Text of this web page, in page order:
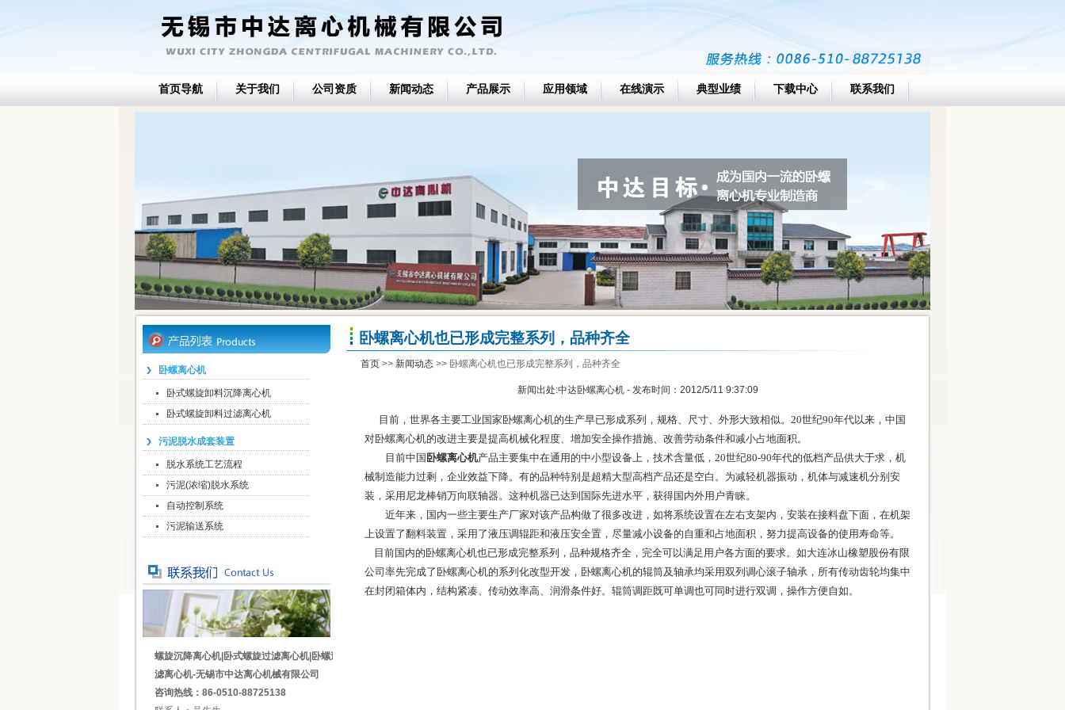
首页导航 关于我们 公司资质 新闻动态 产品展示 应用领域 在线演示 典型业绩 下载中心 联系我们
卧螺离心机
卧式螺旋卸料沉降离心机
卧式螺旋卸料过滤离心机
污泥脱水成套装置
脱水系统工艺流程
污泥(浓缩)脱水系统
自动控制系统
污泥输送系统
螺旋沉降离心机|卧式螺旋过滤离心机|卧螺过
滤离心机-无锡市中达离心机械有限公司
咨询热线：86-0510-88725138
卧螺离心机也已形成完整系列，品种齐全
首页 >> 新闻动态 >> 卧螺离心机也已形成完整系列，品种齐全
新闻出处:中达卧螺离心机 - 发布时间：2012/5/11 9:37:09
目前，世界各主要工业国家 卧螺离心机的生产早已形成系列，规格、尺寸、外形大致相似。20世纪90年代以来，中国
对卧螺离心机的改进主要是提高机械化程度、增加安全操作措施、改善劳动条件和减小占地面积。
目前中国 卧螺离心机产品主要集中在通用的中小型设备上，技术含量低，20世纪80-90年代的低档产品供大于求，机
械制造能力过剩，企业效益下降。有的品种特别是超精大型高档产品还是空白。为减轻机器振动，机体与减速机分别安
装，采用尼龙棒销万向联轴器。这种机器已达到国际先进水平，获得国内外用户青睐。
近年来，国内一些主要生产厂家对该产品构做了很多改进，如将系统设置在左右支架内，安装在接料盘下面，在机架
上设置了翻料装置，采用了液压调辊距和液压安全置，尽量减小设备的自重和占地面积，努力提高设备的使用寿命等。
目前国内的卧螺离心机也已形成完整系列，品种规格齐全，完全可以满足用户各方面的要求。如大连冰山橡塑股份有限
公司率先完成了卧螺离心机的系列化改型开发，卧螺离心机的辊筒及轴承均采用双列调心滚子轴承，所有传动齿轮均集中
在封闭箱体内，结构紧凑、传动效率高、润滑条件好。辊筒调距既可单调也可同时进行双调，操作方便自如。